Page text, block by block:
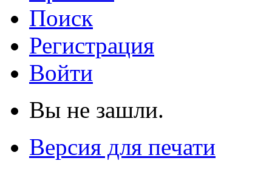
Поиск
Регистрация
Войти
Вы не зашли.
Версия для печати